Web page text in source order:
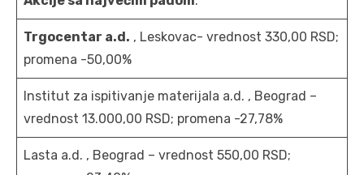
Trgocentar a.d. , Leskovac- vrednost 330,00 RSD;
promena -50,00%
Institut za ispitivanje materijala a.d. , Beograd –
vrednost 13.000,00 RSD; promena -27,78%
Lasta a.d. , Beograd – vrednost 550,00 RSD;